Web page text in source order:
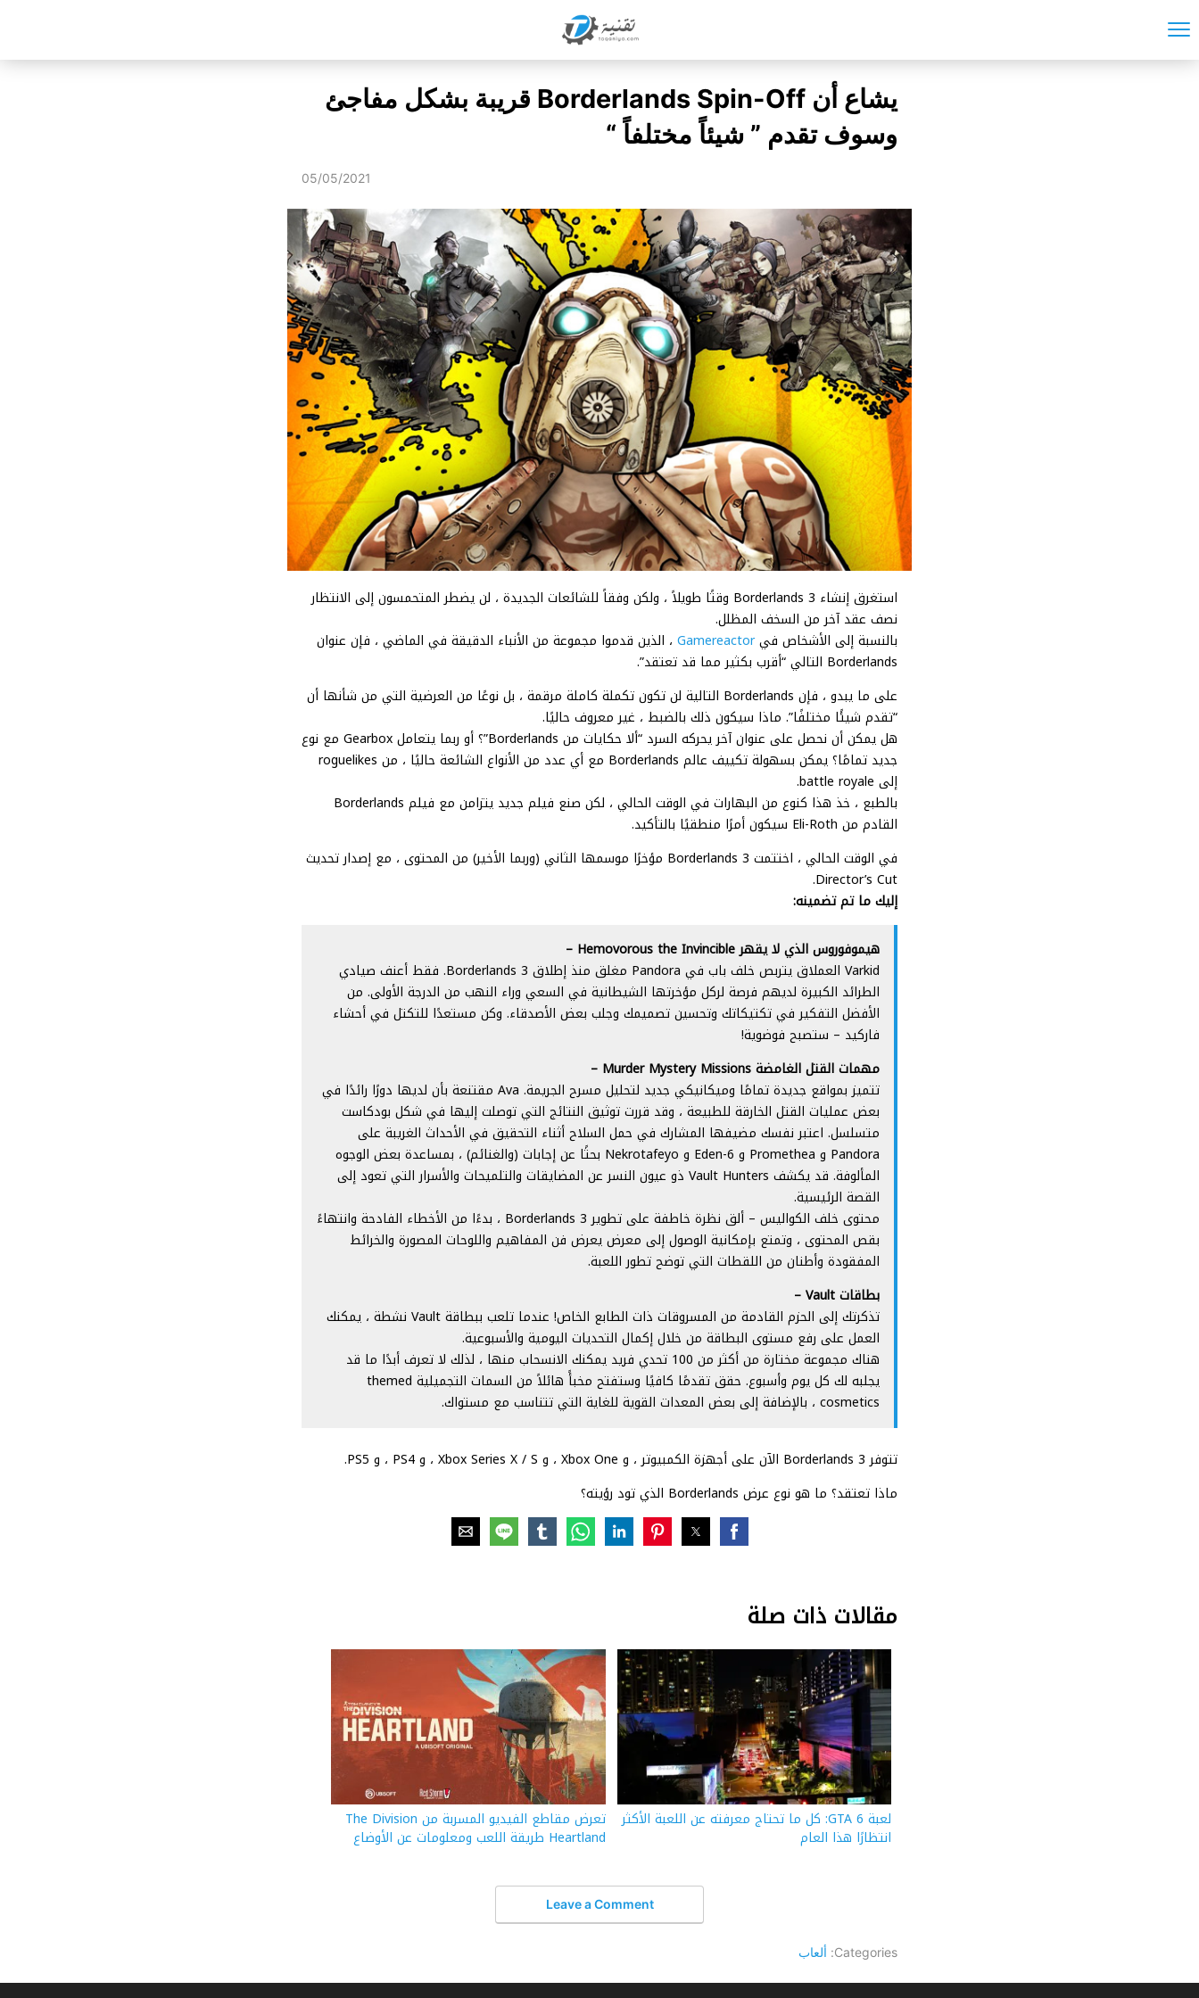
يشاع أن Borderlands Spin-Off قريبة بشكل مفاجئ
وسوف تقدم ” شيئاً مختلفاً “
05/05/2021
استغرق إنشاء Borderlands 3 وقتًا طويلاً ، ولكن وفقاً للشائعات الجديدة ، لن يضطر المتحمسون إلى الانتظار
نصف عقد آخر من السخف المظلل.
بالنسبة إلى الأشخاص فيGamereactor ، الذين قدموا مجموعة من الأنباء الدقيقة في الماضي ، فإن عنوان
Borderlands التالي “أقرب بكثير مما قد تعتقد”.
على ما يبدو ، فإن Borderlands التالية لن تكون تكملة كاملة مرقمة ، بل نوعًا من العرضية التي من شأنها أن
“تقدم شيئًا مختلفًا”. ماذا سيكون ذلك بالضبط ، غير معروف حاليًا.
هل يمكن أن نحصل على عنوان آخر يحركه السرد “ألا حكايات من Borderlands”؟ أو ربما يتعامل Gearbox مع نوع
جديد تمامًا؟ يمكن بسهولة تكييف عالم Borderlands مع أي عدد من الأنواع الشائعة حاليًا ، من roguelikes
إلى battle royale.
بالطبع ، خذ هذا كنوع من البهارات في الوقت الحالي ، لكن صنع فيلم جديد يتزامن مع فيلم Borderlands
القادم من Eli-Roth سيكون أمرًا منطقيًا بالتأكيد.
في الوقت الحالي ، اختتمت Borderlands 3 مؤخرًا موسمها الثاني (وربما الأخير) من المحتوى ، مع إصدار تحديث
Director’s Cut.
إليك ما تم تضمينه:
هيموفوروس الذي لا يقهر Hemovorous the Invincible –
Varkid العملاق يتربص خلف باب في Pandora مغلق منذ إطلاق Borderlands 3. فقط أعنف صيادي
الطرائد الكبيرة لديهم فرصة لركل مؤخرتها الشيطانية في السعي وراء النهب من الدرجة الأولى. من
الأفضل التفكير في تكتيكاتك وتحسين تصميمك وجلب بعض الأصدقاء. وكن مستعدًا للتكتل في أحشاء
فاركيد – ستصبح فوضوية!
مهمات القتل الغامضة Murder Mystery Missions –
تتميز بمواقع جديدة تمامًا وميكانيكي جديد لتحليل مسرح الجريمة. Ava مقتنعة بأن لديها دورًا رائدًا في
بعض عمليات القتل الخارقة للطبيعة ، وقد قررت توثيق النتائج التي توصلت إليها في شكل بودكاست
متسلسل. اعتبر نفسك مضيفها المشارك في حمل السلاح أثناء التحقيق في الأحداث الغريبة على
Pandora و Promethea و Eden-6 و Nekrotafeyo بحثًا عن إجابات (والغنائم) ، بمساعدة بعض الوجوه
المألوفة. قد يكشف Vault Hunters ذو عيون النسر عن المضايقات والتلميحات والأسرار التي تعود إلى
القصة الرئيسية.
محتوى خلف الكواليس – ألق نظرة خاطفة على تطوير Borderlands 3 ، بدءًا من الأخطاء الفادحة وانتهاءً
بقص المحتوى ، وتمتع بإمكانية الوصول إلى معرض يعرض فن المفاهيم واللوحات المصورة والخرائط
المفقودة وأطنان من اللقطات التي توضح تطور اللعبة.
بطاقات Vault –
تذكرتك إلى الحزم القادمة من المسروقات ذات الطابع الخاص! عندما تلعب ببطاقة Vault نشطة ، يمكنك
العمل على رفع مستوى البطاقة من خلال إكمال التحديات اليومية والأسبوعية.
هناك مجموعة مختارة من أكثر من 100 تحدي فريد يمكنك الانسحاب منها ، لذلك لا تعرف أبدًا ما قد
يجلبه لك كل يوم وأسبوع. حقق تقدمًا كافيًا وستفتح مخبأً هائلاً من السمات التجميلية themed
cosmetics ، بالإضافة إلى بعض المعدات القوية للغاية التي تتناسب مع مستواك.
تتوفر Borderlands 3 الآن على أجهزة الكمبيوتر ، و Xbox One ، و Xbox Series X / S ، و PS4 ، و PS5.
ماذا تعتقد؟ ما هو نوع عرض Borderlands الذي تود رؤيته؟
مقالات ذات صلة
لعبة GTA 6: كل ما تحتاج معرفته عن اللعبة الأكثر
انتظارًا هذا العام
تعرض مقاطع الفيديو المسربة من The Division
Heartland طريقة اللعب ومعلومات عن الأوضاع
Leave a Comment
Categories: ألعاب